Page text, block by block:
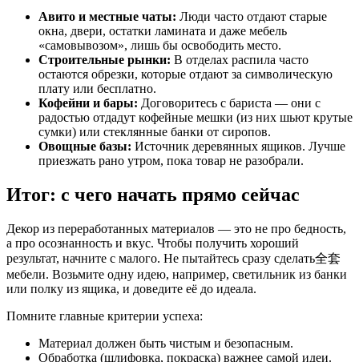
Авито и местные чаты: Люди часто отдают старые
окна, двери, остатки ламината и даже мебель
«самовывозом», лишь бы освободить место.
Строительные рынки: В отделах распила часто
остаются обрезки, которые отдают за символическую
плату или бесплатно.
Кофейни и бары: Договоритесь с бариста — они с
радостью отдадут кофейные мешки (из них шьют крутые
сумки) или стеклянные банки от сиропов.
Овощные базы: Источник деревянных ящиков. Лучше
приезжать рано утром, пока товар не разобрали.
Итог: с чего начать прямо сейчас
Декор из переработанных материалов — это не про бедность,
а про осознанность и вкус. Чтобы получить хороший
результат, начните с малого. Не пытайтесь сразу сделать全套
мебели. Возьмите одну идею, например, светильник из банки
или полку из ящика, и доведите её до идеала.
Помните главные критерии успеха:
Материал должен быть чистым и безопасным.
Обработка (шлифовка, покраска) важнее самой идеи.